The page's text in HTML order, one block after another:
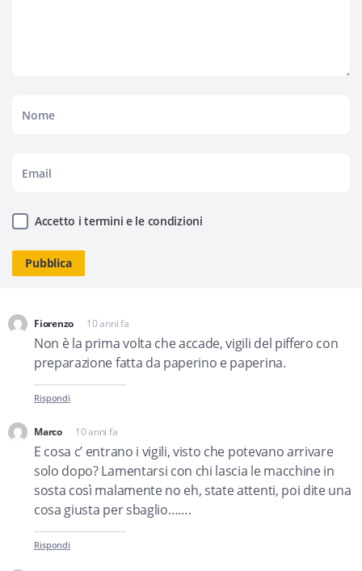
Accetto i termini e le condizioni
Fiorenzo
dice:
10 anni fa
Non è la prima volta che accade, vigili del piffero con
preparazione fatta da paperino e paperina.
Rispondi
Marco
dice:
10 anni fa
E cosa c’ entrano i vigili, visto che potevano arrivare
solo dopo? Lamentarsi con chi lascia le macchine in
sosta così malamente no eh, state attenti, poi dite una
cosa giusta per sbaglio…….
Rispondi